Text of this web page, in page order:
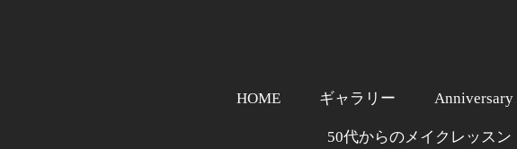
HOME ギャラリー Anniversary
50代からのメイクレッスン